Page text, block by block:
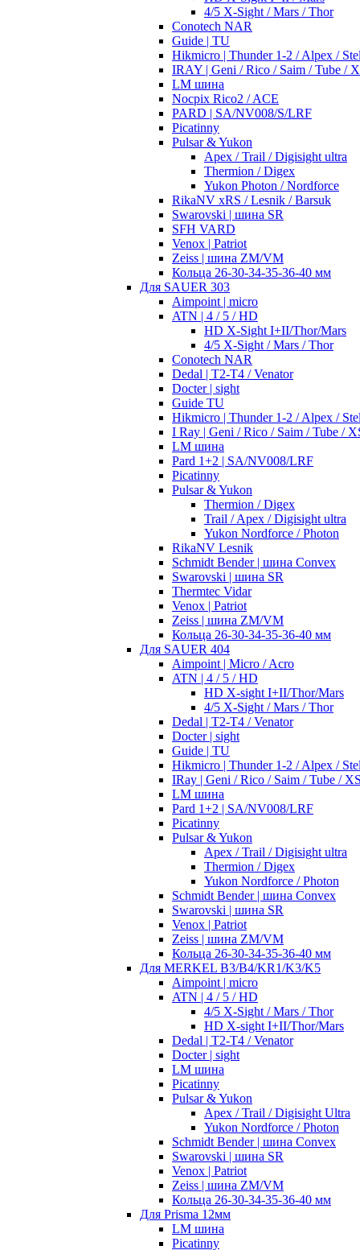
4/5 X-Sight / Mars / Thor
Conotech NAR
Guide | TU
Hikmicro | Thunder 1-2 / Alpex /
IRAY | Geni / Rico / Saim / Tube /
LM шина
Nocpix Rico2 / ACE
PARD | SA/NV008/S/LRF
Picatinny
Pulsar & Yukon
Apex / Trail / Digisight ultra
Thermion / Digex
Yukon Photon / Nordforce
RikaNV xRS / Lesnik / Barsuk
Swarovski | шина SR
SFH VARD
Venox | Patriot
Zeiss | шина ZM/VM
Кольца 26-30-34-35-36-40 мм
Для SAUER 303
Aimpoint | micro
ATN | 4 / 5 / HD
HD X-Sight I+II/Thor/Mars
4/5 X-Sight / Mars / Thor
Conotech NAR
Dedal | T2-T4 / Venator
Docter | sight
Guide TU
Hikmicro | Thunder 1-2 / Alpex /
I Ray | Geni / Rico / Saim / Tube /
LM шина
Pard 1+2 | SA/NV008/LRF
Picatinny
Pulsar & Yukon
Thermion / Digex
Trail / Apex / Digisight ultra
Yukon Nordforce / Photon
RikaNV Lesnik
Schmidt Bender | шина Convex
Swarovski | шина SR
Thermtec Vidar
Venox | Patriot
Zeiss | шина ZM/VM
Кольца 26-30-34-35-36-40 мм
Для SAUER 404
Aimpoint | Micro / Acro
ATN | 4 / 5 / HD
HD X-sight I+II/Thor/Mars
4/5 X-Sight / Mars / Thor
Dedal | T2-T4 / Venator
Docter | sight
Guide | TU
Hikmicro | Thunder 1-2 / Alpex /
IRay | Geni / Rico / Saim / Tube /
LM шина
Pard 1+2 | SA/NV008/LRF
Picatinny
Pulsar & Yukon
Apex / Trail / Digisight ultra
Thermion / Digex
Yukon Nordforce / Photon
Schmidt Bender | шина Convex
Swarovski | шина SR
Venox | Patriot
Zeiss | шина ZM/VM
Кольца 26-30-34-35-36-40 мм
Для MERKEL B3/B4/KR1/K3/K5
Aimpoint | micro
ATN | 4 / 5 / HD
4/5 X-Sight / Mars / Thor
HD X-sight I+II/Thor/Mars
Dedal | T2-T4 / Venator
Docter | sight
LM шина
Picatinny
Pulsar & Yukon
Apex / Trail / Digisight Ultra
Yukon Nordforce / Photon
Schmidt Bender | шина Convex
Swarovski | шина SR
Venox | Patriot
Zeiss | шина ZM/VM
Кольца 26-30-34-35-36-40 мм
Для Prisma 12мм
LM шина
Picatinny